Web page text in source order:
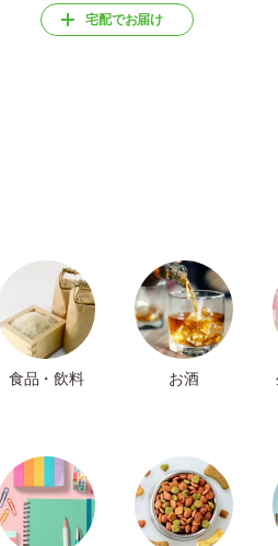
宅配でお届け
食品・飲料 お酒